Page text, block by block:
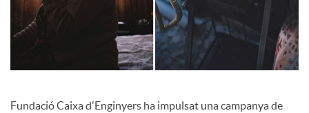
s
Fundació Caixa d'Enginyers ha impulsat una campanya de